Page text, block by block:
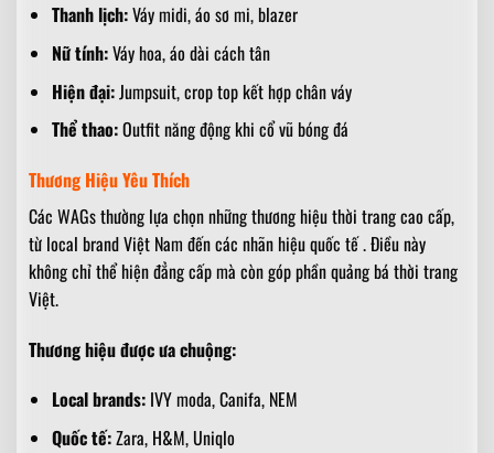
Thanh lịch:Váy midi, áo sơ mi, blazer
Nữ tính:Váy hoa, áo dài cách tân
Hiện đại:Jumpsuit, crop top kết hợp chân váy
Thể thao:Outfit năng động khi cổ vũ bóng đá
Thương Hiệu Yêu Thích
Các WAGs thường lựa chọn những thương hiệu thời trang cao cấp,
từ local brand Việt Nam đến các nhãn hiệu quốc tế . Điều này
không chỉ thể hiện đẳng cấp mà còn góp phần quảng bá thời trang
Việt.
Thương hiệu được ưa chuộng:
Local brands:IVY moda, Canifa, NEM
Quốc tế:Zara, H&M, Uniqlo